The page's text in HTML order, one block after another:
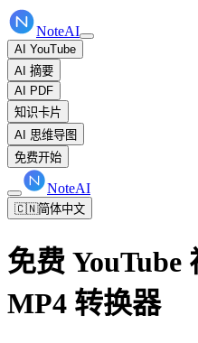
NoteAI
AI YouTube
AI 摘要
AI PDF
知识卡片
AI 思维导图
免费开始
NoteAI
🇨🇳简体中文
免费 YouTube
MP4 转换器